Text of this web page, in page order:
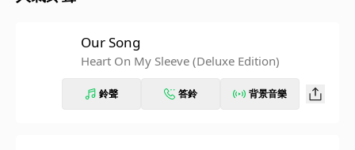
Our Song
Heart On My Sleeve (Deluxe Edition)
鈴聲 答鈴 背景音樂